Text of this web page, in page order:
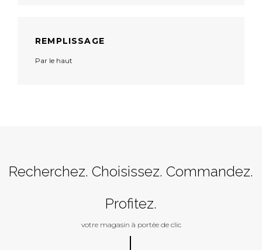
REMPLISSAGE
Par le haut
Recherchez. Choisissez. Commandez.
Profitez.
votre magasin à portée de clic